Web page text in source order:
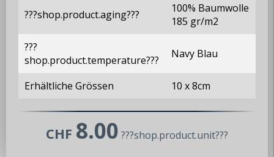
???shop.product.aging???
100% Baumwolle
185 gr/m2
???
shop.product.temperature???
Navy Blau
Erhältliche Grössen 10 x 8cm
CHF 8.00 ???shop.product.unit???
MX5 Club Zürisee
www.mx5-club-zuerisee.ch